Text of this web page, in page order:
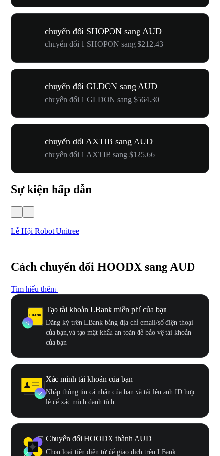
chuyển đổi SHOPON sang AUD
chuyển đổi 1 SHOPON sang $212.43
chuyển đổi GLDON sang AUD
chuyển đổi 1 GLDON sang $564.30
chuyển đổi AXTIB sang AUD
chuyển đổi 1 AXTIB sang $125.66
Sự kiện hấp dẫn
Lễ Hội Robot Unitree
Cách chuyển đổi HOODX sang AUD
Tìm hiểu thêm
Tạo tài khoản LBank miễn phí của bạn
Đăng ký trên LBank bằng địa chỉ email/số điện thoại
của bạn,và tạo mật khẩu an toàn để bảo vệ tài khoản
của bạn
Xác minh tài khoản của bạn
Nhập thông tin cá nhân của bạn và tải lên ảnh ID hợp
lệ để xác minh danh tính
Chuyển đổi HOODX thành AUD
Chọn loại tiền điện tử để giao dịch trên LBank.